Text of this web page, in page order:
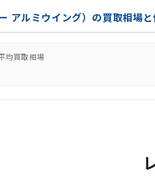
アルミウイング）の買取相場と
均買取相場